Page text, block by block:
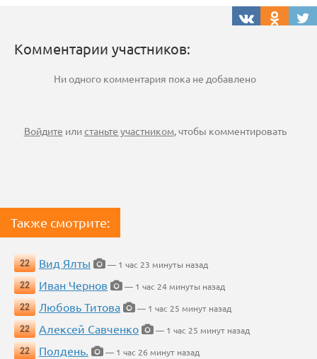
Комментарии участников:
Ни одного комментария пока не добавлено
Войдите илистаньте участником, чтобы комментировать
Также смотрите:
22 Вид Ялты
— 1 час 23 минуты назад
22
Иван Чернов
— 1 час 24 минуты назад
22
Любовь Титова
— 1 час 25 минут назад
22
Алексей Савченко
— 1 час 25 минут назад
22
Полдень.
— 1 час 26 минут назад